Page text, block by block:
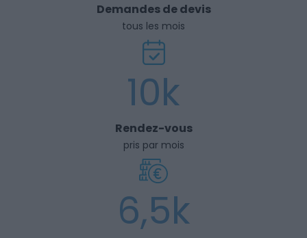
Demandes de devis
tous les mois
10k
Rendez-vous
pris par mois
6,5k